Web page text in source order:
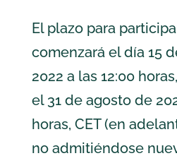
El plazo para
comenzará el día 15
2022 a las 12:00
el 31 de agosto de
horas, CET (en
no admitiéndose